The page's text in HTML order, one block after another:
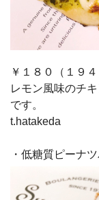
￥１８０（１９４
レモン風味のチ
です。
t.hatakeda
・低糖質ピーナ